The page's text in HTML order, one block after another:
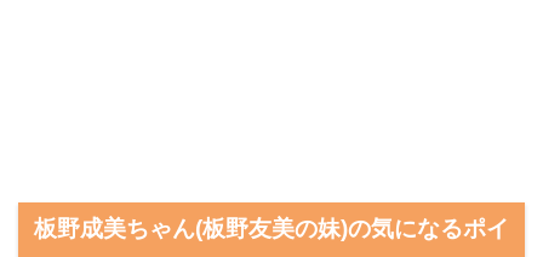
板野成美ちゃん(板野友美の妹)の気になるポイ